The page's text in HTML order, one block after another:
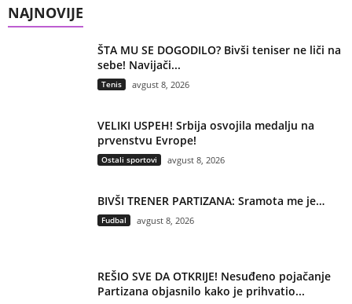
NAJNOVIJE
ŠTA MU SE DOGODILO? Bivši teniser ne liči na
sebe! Navijači...
Tenis avgust 8, 2026
VELIKI USPEH! Srbija osvojila medalju na
prvenstvu Evrope!
Ostali sportovi avgust 8, 2026
BIVŠI TRENER PARTIZANA: Sramota me je…
Fudbal avgust 8, 2026
REŠIO SVE DA OTKRIJE! Nesuđeno pojačanje
Partizana objasnilo kako je prihvatio...